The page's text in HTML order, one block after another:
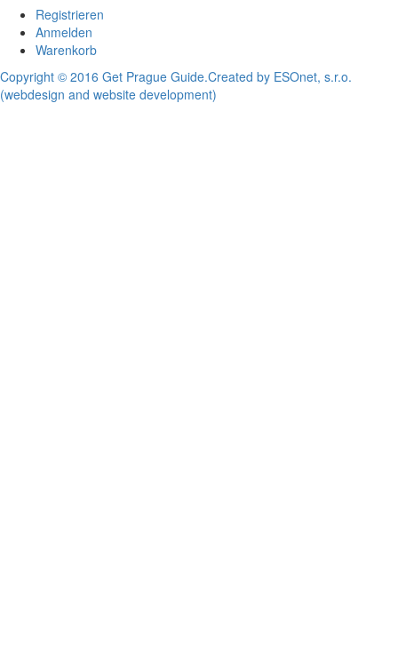
Registrieren
Anmelden
Warenkorb
Copyright © 2016 Get Prague Guide.Created by ESOnet, s.r.o.
(webdesign and website development)